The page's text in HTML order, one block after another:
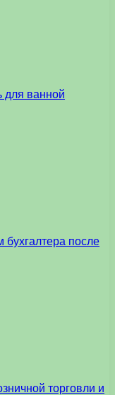
для ванной
бухгалтера после
торговли и